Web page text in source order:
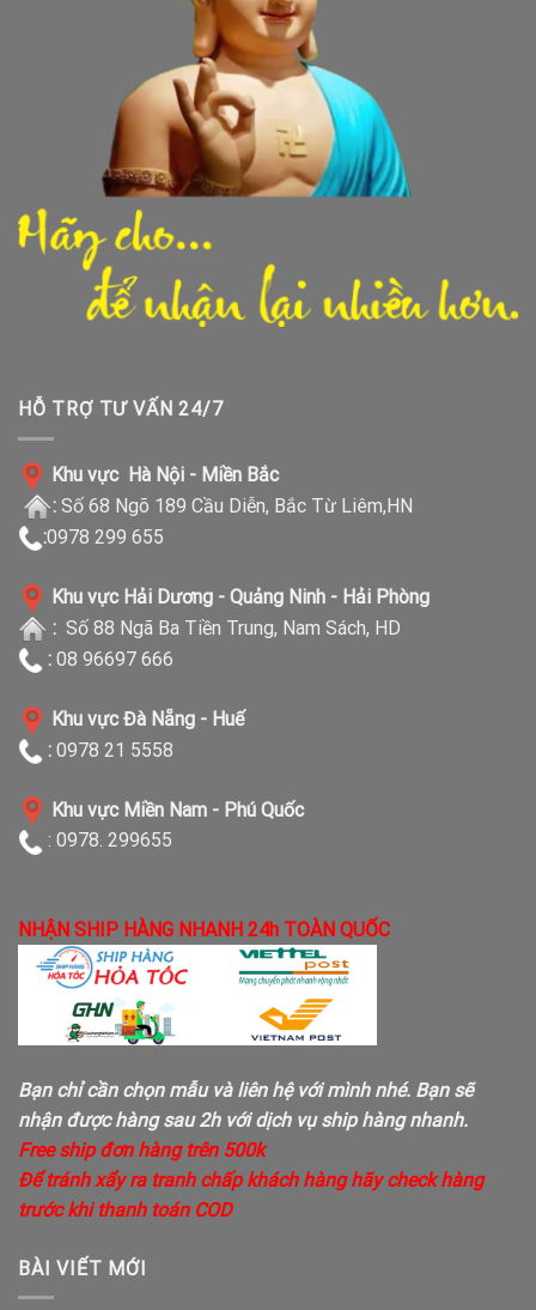
HỖ TRỢ TƯ VẤN 24/7
Khu vực Hà Nội - Miền Bắc
: Số 68 Ngõ 189 Cầu Diễn, Bắc Từ Liêm,HN
:0978 299 655
Khu vực Hải Dương - Quảng Ninh - Hải Phòng
: Số 88 Ngã Ba Tiền Trung, Nam Sách, HD
: 08 96697 666
Khu vực Đà Nẵng - Huế
: 0978 21 5558
Khu vực Miền Nam - Phú Quốc
: 0978. 299655
NHẬN SHIP HÀNG NHANH 24h TOÀN QUỐC
Bạn chỉ cần chọn mẫu và liên hệ với mình nhé. Bạn sẽ
nhận được hàng sau 2h với dịch vụ ship hàng nhanh.
Free ship đơn hàng trên 500k
Để tránh xẩy ra tranh chấp khách hàng hãy check hàng
trước khi thanh toán COD
BÀI VIẾT MỚI